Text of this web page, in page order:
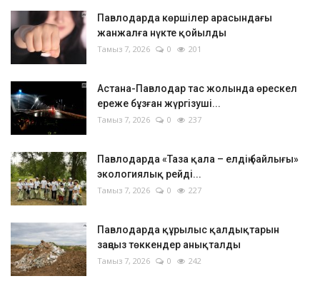
Павлодарда көршілер арасындағы
жанжалға нүкте қойылды
Тамыз 7, 2026 0 201
Астана-Павлодар тас жолында өрескел
ереже бұзған жүргізуші...
Тамыз 7, 2026 0 237
Павлодарда «Таза қала – елдің байлығы»
экологиялық рейді...
Тамыз 7, 2026 0 227
Павлодарда құрылыс қалдықтарын
заңсыз төккендер анықталды
Тамыз 7, 2026 0 242